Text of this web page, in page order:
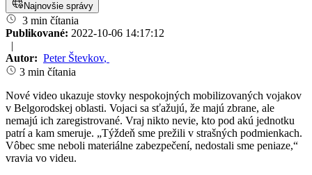
Najnovšie správy
3 min čítania
Publikované: 2022-10-06 14:17:12
|
Autor: Peter Števkov,
3 min čítania
Nové video ukazuje stovky nespokojných mobilizovaných vojakov
v Belgorodskej oblasti. Vojaci sa sťažujú, že majú zbrane, ale
nemajú ich zaregistrované. Vraj nikto nevie, kto pod akú jednotku
patrí a kam smeruje. „Týždeň sme prežili v strašných podmienkach.
Vôbec sme neboli materiálne zabezpečení, nedostali sme peniaze,“
vravia vo videu.